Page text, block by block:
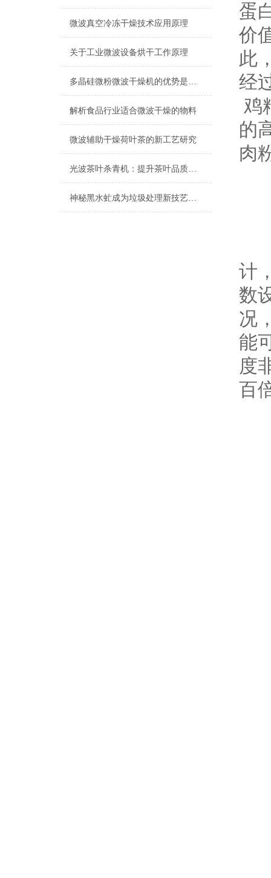
微波真空冷冻干燥技术应用原理
关于工业微波设备烘干工作原理
多晶硅微粉微波干燥机的优势是什么？
解析食品行业适合微波干燥的物料
微波辅助干燥荷叶茶的新工艺研究
光波茶叶杀青机：提升茶叶品质与产量的关键设备
神秘黑水虻成为垃圾处理新技艺？——专吃餐厨垃圾
蛋
价
此
经
鸡
的
肉
计
数
况
能
度
百